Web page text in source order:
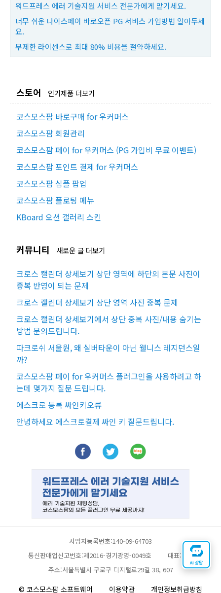
워드프레스 에러 기술지원 서비스 전문가에게 맡기세요.
너무 쉬운 나이스페이 바로오픈 PG 서비스 가입방법 알아두세
요.
무제한 라이센스로 최대 80% 비용을 절약하세요.
스토어 인기제품 더보기
코스모스팜 바로구매 for 우커머스
코스모스팜 회원관리
코스모스팜 페이 for 우커머스 (PG 가입비 무료 이벤트)
코스모스팜 포인트 결제 for 우커머스
코스모스팜 심플 팝업
코스모스팜 플로팅 메뉴
KBoard 오션 갤러리 스킨
커뮤니티 새로운 글 더보기
크로스 캘린더 상세보기 상단 영역에 하단의 본문 사진이
중복 반영이 되는 문제
크로스 캘린더 상세보기 상단 영역 사진 중복 문제
크로스 캘린더 상세보기에서 상단 중복 사진/내용 숨기는
방법 문의드립니다.
파크로쉬 서울원, 왜 실버타운이 아닌 웰니스 레지던스일
까?
코스모스팜 페이 for 우커머스 플러그인을 사용하려고 하
는데 몇가지 질문 드립니다.
에스크로 등록 싸인키오류
안녕하세요 에스크로결제 싸인 키 질문드립니다.
사업자등록번호:140-09-64703
통신판매업신고번호:제2016-경기광명-0049호
대표:채찬
주소:서울특별시 구로구 디지털로29길 38, 607
© 코스모스팜 소프트웨어 이용약관 개인정보취급방침
AI 상담